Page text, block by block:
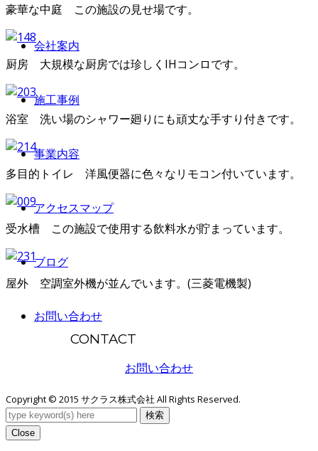
会社案内
施工事例
事業内容
アクセスマップ
ブログ
お問い合わせ
豪華な中庭 この施設の見せ場です。
厨房 大規模な厨房では珍しくIHコンロです。
浴室 洗い場のシャワー廻りにも頑丈な手すり付きです。
多目的トイレ 洋風便器に色々なリモコン付いています。
受水槽 この施設で使用する飲料水が貯まっています。
屋外 空調室外機が並んでいます。(三菱電機製)
CONTACT
お問い合わせ
Copyright © 2015 サクラス株式会社 All Rights Reserved.
検索
Close